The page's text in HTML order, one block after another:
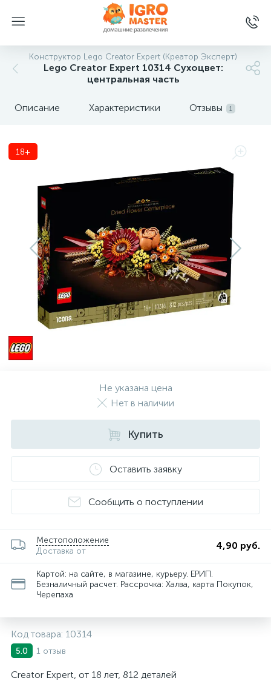
Конструктор Lego Creator Expert (Креатор Эксперт)
Lego Creator Expert 10314 Сухоцвет:
центральная часть
Описание Характеристики Отзывы 1
18+
Не указана цена
Нет в наличии
Купить
Оставить заявку
Сообщить о поступлении
Местоположение
Доставка от
4,90 руб.
Картой: на сайте, в магазине, курьеру. ЕРИП.
Безналичный расчет. Рассрочка: Халва, карта Покупок,
Черепаха
Код товара: 10314
5.0 1 отзыв
Creator Expert, от 18 лет, 812 деталей